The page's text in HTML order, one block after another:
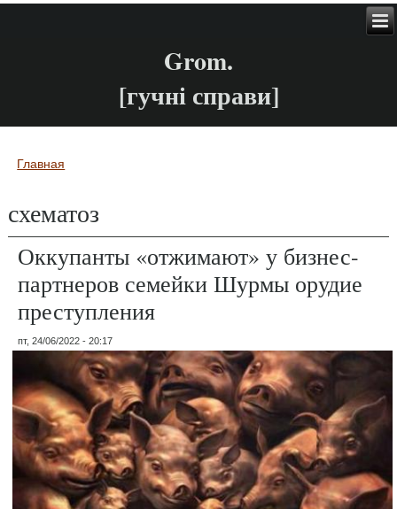
Grom.
[гучні справи]
Вы здесь
Главная
схематоз
Оккупанты «отжимают» у бизнес-
партнеров семейки Шурмы орудие
преступления
пт, 24/06/2022 - 20:17